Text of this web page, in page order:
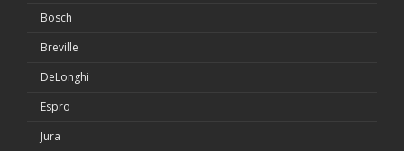
Bosch
Breville
DeLonghi
Espro
Jura